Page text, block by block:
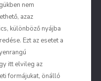
nem
azaz
különböző nyájba
Ezt az esetet a
itt elvileg az
formájukat, önálló